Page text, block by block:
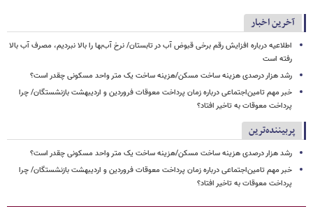
آخرین اخبار
اطلاعیه درباره افزایش رقم برخی قبوض آب در تابستان/ نرخ آب‌بها را بالا نبردیم، مصرف آب بالا
رفته است
رشد هزار درصدی هزینه ساخت مسکن/هزینه ساخت یک متر واحد مسکونی چقدر است؟
خبر مهم تامین‌اجتماعی درباره زمان پرداخت معوقات فروردین و اردیبهشت بازنشستگان/ چرا
پرداخت معوقات به تاخیر افتاد؟
پربیننده‌ترین
رشد هزار درصدی هزینه ساخت مسکن/هزینه ساخت یک متر واحد مسکونی چقدر است؟
خبر مهم تامین‌اجتماعی درباره زمان پرداخت معوقات فروردین و اردیبهشت بازنشستگان/ چرا
پرداخت معوقات به تاخیر افتاد؟